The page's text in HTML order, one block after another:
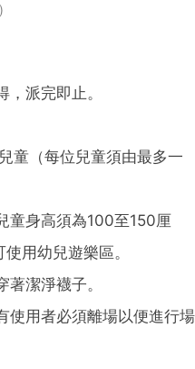
派完即止。
童（每位兒童須由最多一
童身高須為100至150厘
用幼兒遊樂區。
潔淨襪子。
使用者必須離場以便進行場